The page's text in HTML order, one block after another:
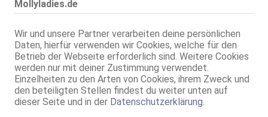
Mollyladies.de
Wir und unsere Partner verarbeiten deine persönlichen
Daten, hierfür verwenden wir Cookies, welche für den
Betrieb der Webseite erforderlich sind. Weitere Cookies
werden nur mit deiner Zustimmung verwendet.
Einzelheiten zu den Arten von Cookies, ihrem Zweck und
den beteiligten Stellen findest du weiter unten auf
dieser Seite und in der Datenschutzerklärung
Heilbronn - Zentrum
48 Jahre, 85E(DD), KF 42, 1.60m, teilrasiert, deutsch
ZK, 69, GF6, NSa, Franz b. Ihr, BV, Schmu., Kuscheln
Heilbronn
76.6km, Hünderstr. 9
Ab 05.08.! Mia - Agentur Sommer